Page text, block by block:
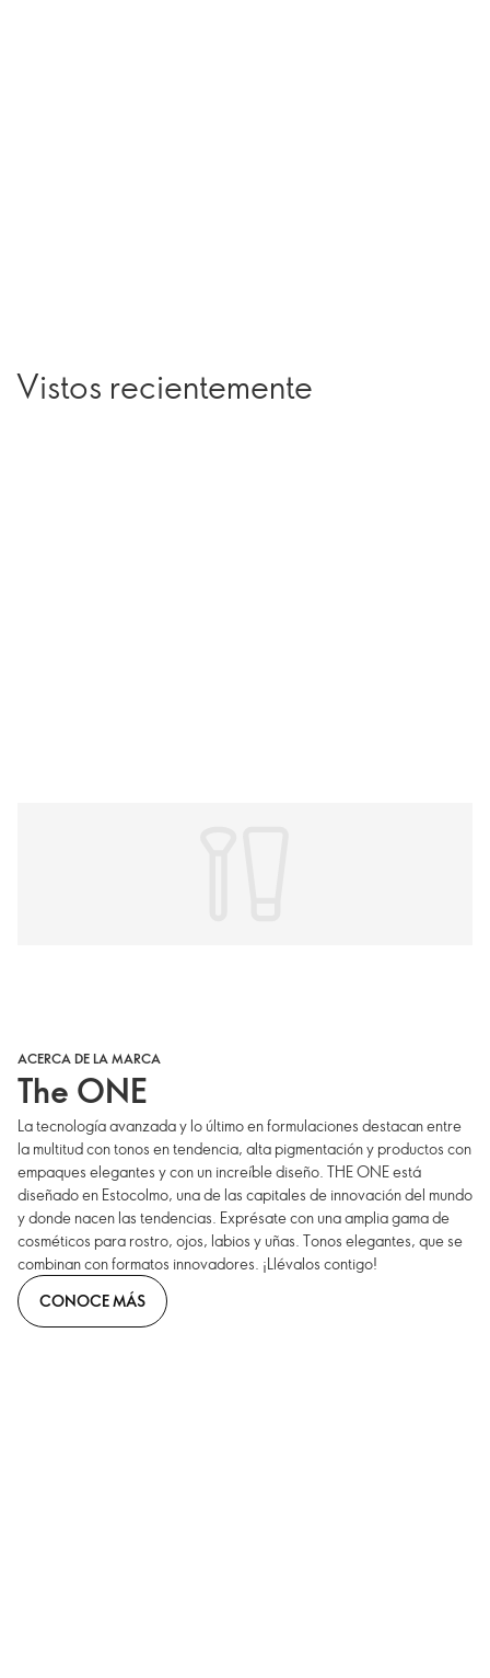
Vistos recientemente
ACERCA DE LA MARCA
The ONE
La tecnología avanzada y lo último en formulaciones destacan entre
la multitud con tonos en tendencia, alta pigmentación y productos con
empaques elegantes y con un increíble diseño. THE ONE está
diseñado en Estocolmo, una de las capitales de innovación del mundo
y donde nacen las tendencias. Exprésate con una amplia gama de
cosméticos para rostro, ojos, labios y uñas. Tonos elegantes, que se
combinan con formatos innovadores. ¡Llévalos contigo!
CONOCE MÁS